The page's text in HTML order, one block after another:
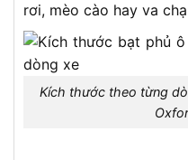
rơi, mèo cào hay va
Kích thước theo từng